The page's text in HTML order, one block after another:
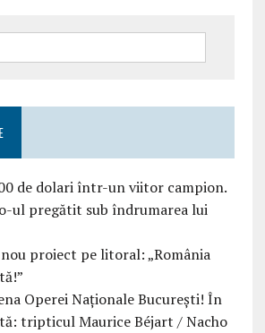
de dolari într-un viitor campion.
ul pregătit sub îndrumarea lui
proiect pe litoral: „România
Operei Naționale București! În
tripticul Maurice Béjart / Nacho